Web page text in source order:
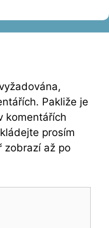
Pakliže je
komentářích
prosím
zobrazí až po